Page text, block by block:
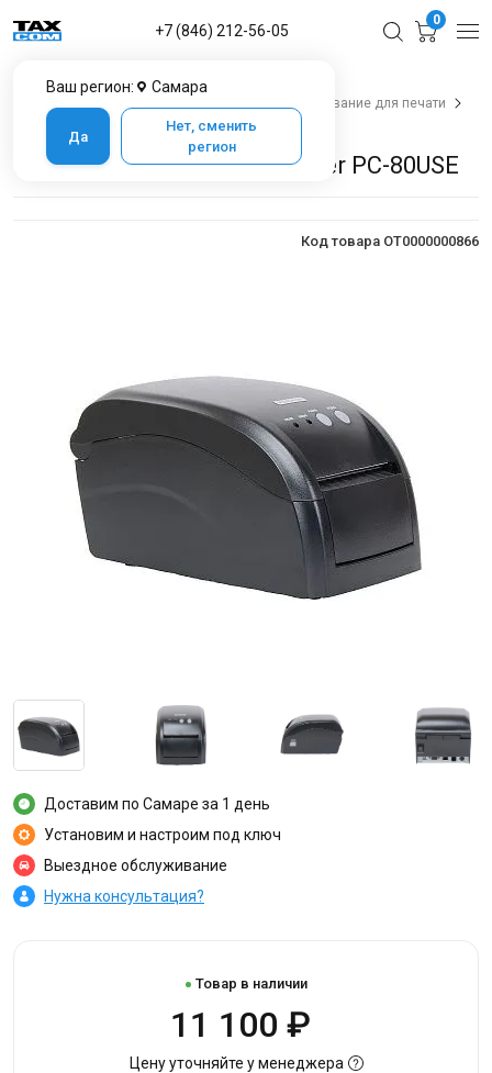
Ваш регион: Самара
Да
Нет, сменить
регион
+7 (846) 212-56-05
0
Оборудование для печати
Принтер этикеток POScenter PC-80USE
Принтер этикеток POScenter PC-80USE
Код товара OT0000000866
Доставим по Самаре за 1 день
Установим и настроим под ключ
Выездное обслуживание
Нужна консультация?
Товар в наличии
11 100 ₽
Цену уточняйте у менеджера